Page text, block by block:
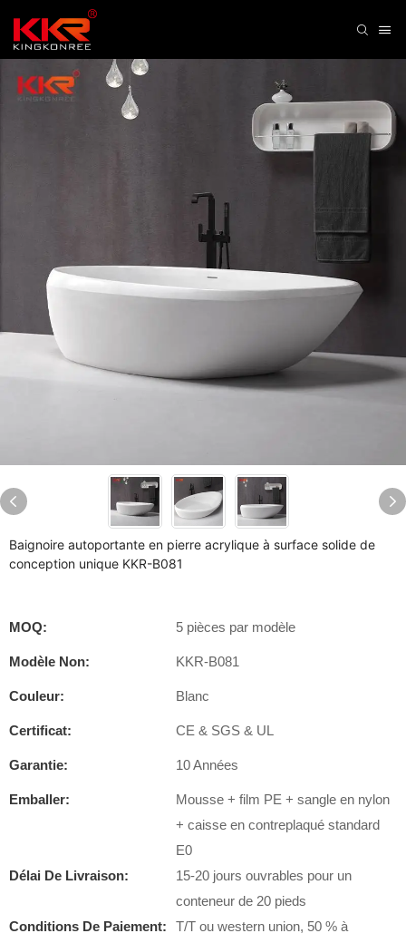
Baignoire autoportante en pierre acrylique à surface solide de
conception unique KKR-B081
MOQ: 5 pièces par modèle
Modèle Non: KKR-B081
Couleur: Blanc
Certificat: CE & SGS & UL
Garantie: 10 Années
Emballer:
Mousse + film PE + sangle en nylon
+ caisse en contreplaqué standard
E0
Délai De Livraison:
15-20 jours ouvrables pour un
conteneur de 20 pieds
Conditions De Paiement:
T/T ou western union, 50 % à